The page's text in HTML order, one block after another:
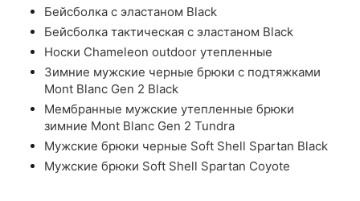
Бейсболка с эластаном Black
Бейсболка тактическая с эластаном Black
Носки Chameleon outdoor утепленные
Зимние мужские черные брюки с подтяжками
Mont Blanc Gen 2 Black
Мембранные мужские утепленные брюки
зимние Mont Blanc Gen 2 Tundra
Мужские брюки черные Soft Shell Spartan Black
Мужские брюки Soft Shell Spartan Coyote